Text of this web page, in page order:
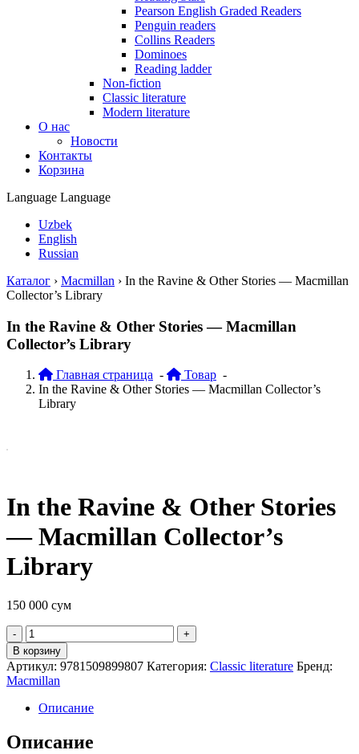
Pearson English Graded Readers
Penguin readers
Collins Readers
Dominoes
Reading ladder
Non-fiction
Classic literature
Modern literature
О нас
Новости
Контакты
Корзина
Language Language
Uzbek
English
Russian
Каталог › Macmillan › In the Ravine & Other Stories — Macmillan
Collector’s Library
In the Ravine & Other Stories — Macmillan
Collector’s Library
Главная страница - Товар -
In the Ravine & Other Stories — Macmillan Collector’s
Library
In the Ravine & Other Stories
— Macmillan Collector’s
Library
150 000 сум
Quantity
В корзину
Артикул: 9781509899807 Категория: Classic literature Бренд:
Macmillan
Описание
Описание